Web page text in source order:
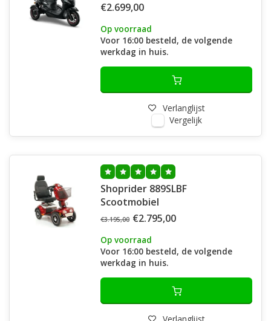
€2.699,00
Op voorraad
Voor 16:00 besteld, de volgende
werkdag in huis.
Verlanglijst
Vergelijk
Shoprider 889SLBF
Scootmobiel
€3.195,00 €2.795,00
Op voorraad
Voor 16:00 besteld, de volgende
werkdag in huis.